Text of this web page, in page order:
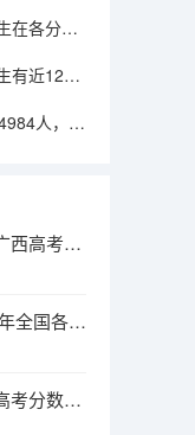
2026山东高考：选考历史的考生在各分数段占比变化趋势
2026山东高考：选考物理的考生有近12万人未能达到本科线
2026山东高考：历史类考生364984人，本科上线仅36.3%
2023高考985分数线 广西高考状元是谁
辽宁省高考位次表 今年全国各省的高考志愿填报时间是几号？
高考各分数段人数（高考分数线一分一段表）